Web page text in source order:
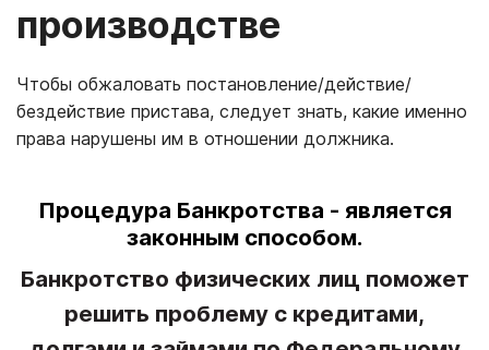
производстве
Чтобы обжаловать постановление/действие/
бездействие пристава, следует знать, какие именно
права нарушены им в отношении должника.
Процедура Банкротства - является
законным способом.
Банкротство физических лиц поможет
решить проблему с кредитами,